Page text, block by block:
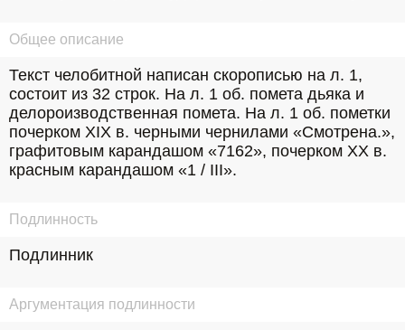
Общее описание
Текст челобитной написан скорописью на л. 1,
состоит из 32 строк. На л. 1 об. помета дьяка и
делороизводственная помета. На л. 1 об. пометки
почерком XIX в. черными чернилами «Смотрена.»,
графитовым карандашом «7162», почерком XX в.
красным карандашом «1 / III».
Подлинность
Подлинник
Аргументация подлинности